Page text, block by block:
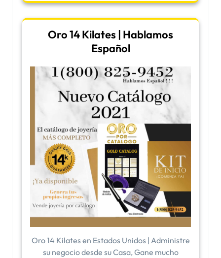
Oro 14 Kilates | Hablamos
Español
Oro 14 Kilates en Estados Unidos | Administre
su negocio desde su Casa, Gane mucho